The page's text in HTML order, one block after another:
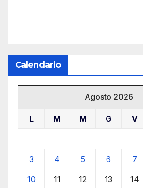
Calendario
Agosto 2026
L M M G V
3 4 5 6 7
10 11 12 13 14